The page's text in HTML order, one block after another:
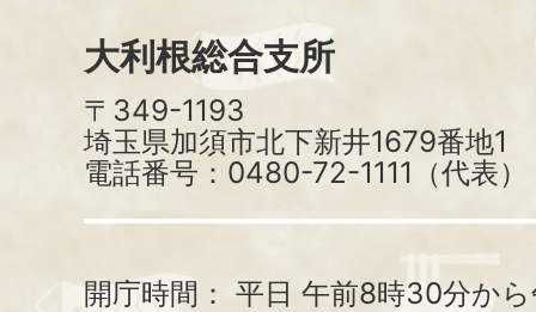
大利根総合支所
〒349-1193
埼玉県加須市北下新井1679番地1
電話番号：0480-72-1111（代表）
開庁時間： 平日 午前8時30分か